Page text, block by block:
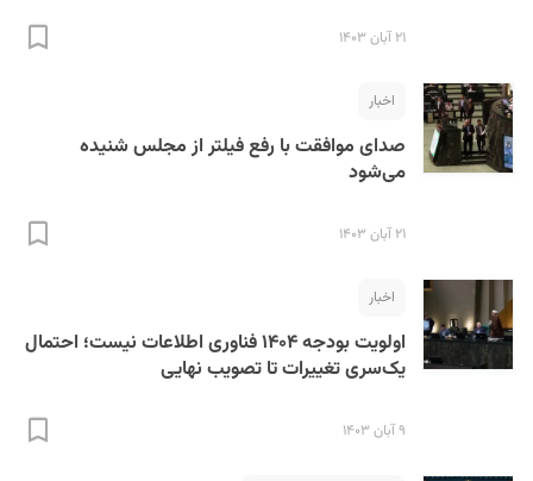
۲۱ آبان ۱۴۰۳
اخبار
صدای موافقت با رفع فیلتر از مجلس شنیده
می‌شود
۲۱ آبان ۱۴۰۳
اخبار
اولویت بودجه ۱۴۰۴ فناوری اطلاعات نیست؛ احتمال
یک‌سری تغییرات تا تصویب نهایی
۹ آبان ۱۴۰۳